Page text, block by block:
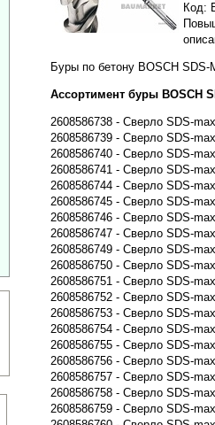
Код:
Буры по бетону BOSCH
Ассортимент буры BOSCH
2608586738 - Сверло SDS-
2608586739 - Сверло SDS-
2608586740 - Сверло SDS-
2608586741 - Сверло SDS-
2608586744 - Сверло SDS-
2608586745 - Сверло SDS-
2608586746 - Сверло SDS-
2608586747 - Сверло SDS-
2608586749 - Сверло SDS-
2608586750 - Сверло SDS-
2608586751 - Сверло SDS-
2608586752 - Сверло SDS-
2608586753 - Сверло SDS-
2608586754 - Сверло SDS-
2608586755 - Сверло SDS-
2608586756 - Сверло SDS-
2608586757 - Сверло SDS-
2608586758 - Сверло SDS-
2608586759 - Сверло SDS-